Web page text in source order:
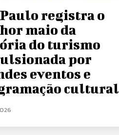
Paulo registra o
maio da
do turismo
por
eventos e
cultural